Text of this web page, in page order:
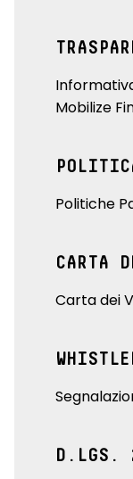
Mobilize
Politiche
CARTA
Carta dei
D.LGS.